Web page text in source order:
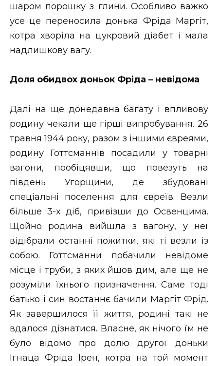
шаром порошку з глини. Особливо важко
усе це переносила донька Фріда Маргіт,
котра хворіла на цукровий діабет і мала
надлишкову вагу.
Доля обидвох доньок Фріда – невідома
Далі на ще донедавна багату і впливову
родину чекали ще гірші випробування. 26
травня 1944 року, разом з іншими євреями,
родину Готтсманнів посадили у товарні
вагони, пообіцявши, що повезуть на
південь Угорщини, де збудовані
спеціальні поселення для євреїв. Везли
більше 3-х діб, привізши до Освенцима.
Щойно родина вийшла з вагону, у неї
відібрали останні пожитки, які ті везли із
собою. Готтсманни побачили невідоме
місце і труби, з яких йшов дим, але ще не
розуміли їхнього призначення. Саме тоді
батько і син востаннє бачили Маргіт Фрід.
Як завершилося її життя, родині такі не
вдалося дізнатися. Власне, як нічого їм не
було відомо про долю другої доньки
Ігнаца Фріда Ірен, котра на той момент